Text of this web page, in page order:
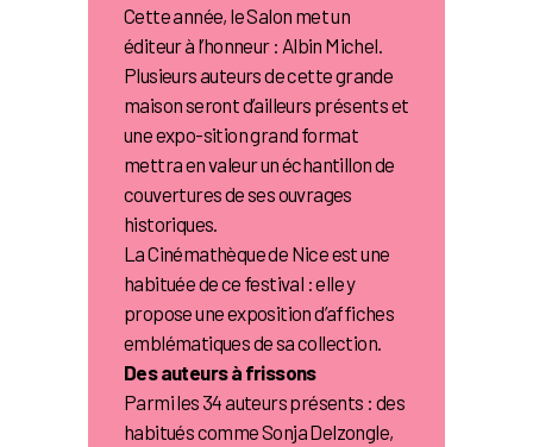
Cette année, le Salon met un
éditeur à l’honneur : Albin Michel.
Plusieurs auteurs de cette grande
maison seront d’ailleurs présents et
une expo-sition grand format
mettra en valeur un échantillon de
couvertures de ses ouvrages
historiques.
La Cinémathèque de Nice est une
habituée de ce festival : elle y
propose une exposition d’affiches
emblématiques de sa collection.
Des auteurs à frissons
Parmi les 34 auteurs présents : des
habitués comme Sonja Delzongle,